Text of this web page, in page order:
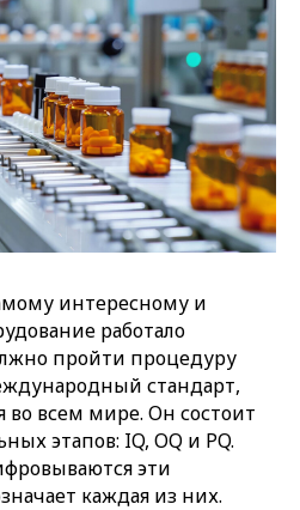
интересному и
работало
пройти процедуру
стандарт,
во всем мире. Он состоит
этапов: IQ, OQ и PQ.
эти
каждая из них.